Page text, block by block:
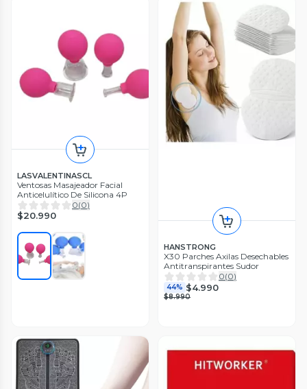
LASVALENTINASCL
Ventosas Masajeador Facial
Anticelulítico De Silicona 4P
0(0)
$20.990
HANSTRONG
X30 Parches Axilas Desechables
Antitranspirantes Sudor
0(0)
44% $4.990
$8.990